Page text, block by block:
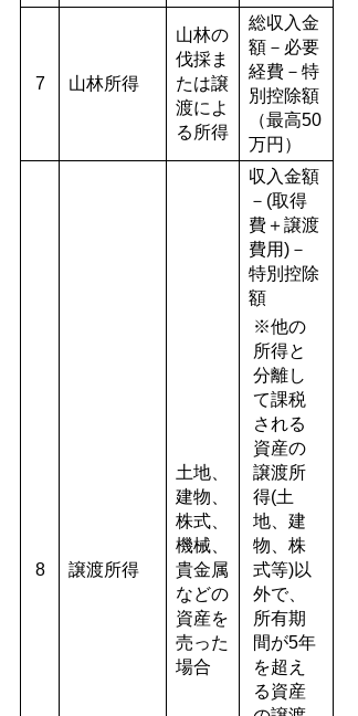
7 山林所得
山林の
伐採ま
たは譲
渡によ
る所得
総収入金
額－必要
経費－特
別控除額
（最高50
万円）
8 譲渡所得
土地、
建物、
株式、
機械、
貴金属
などの
資産を
売った
場合
収入金額
－(取得
費＋譲渡
費用)－
特別控除
額
※他の
所得と
分離し
て課税
される
資産の
譲渡所
得(土
地、建
物、株
式等)以
外で、
所有期
間が5年
を超え
る資産